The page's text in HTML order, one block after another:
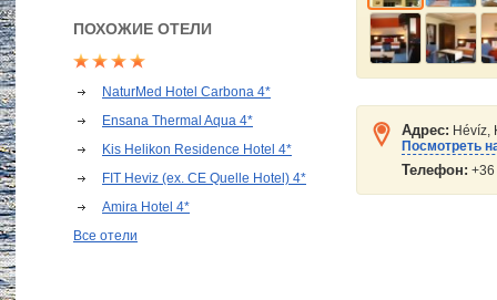
ПОХОЖИЕ ОТЕЛИ
NaturMed Hotel Carbona 4*
Ensana Thermal Aqua 4*
Kis Helikon Residence Hotel 4*
FIT Heviz (ex. CE Quelle Hotel) 4*
Amira Hotel 4*
Все отели
Адрес: Hévíz,
Посмотреть
Телефон: